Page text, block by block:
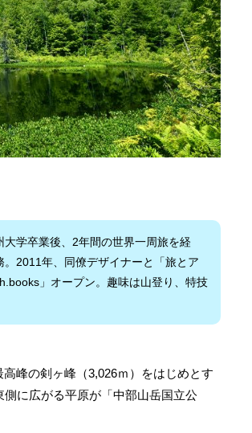
学卒業後、2年間の世界一周旅を経
2011年、同僚デザイナーと「旅とア
」オープン。趣味は山登り、特技
峰の剣ヶ峰（3,026ｍ）をはじめとす
に広がる平原が「中部山岳国立公